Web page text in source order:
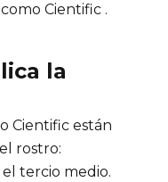
Cientific .
la
Cientific están
rostro:
tercio medio.